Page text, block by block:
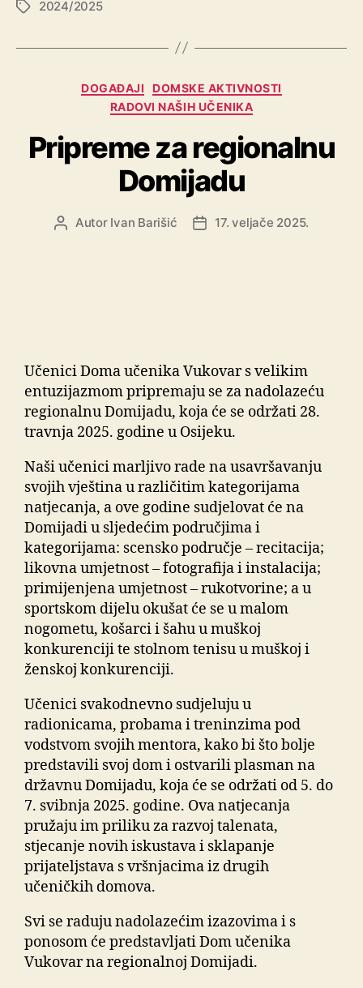
2024/2025
DOGAĐAJI
DOMSKE AKTIVNOSTI
RADOVI NAŠIH UČENIKA
Pripreme za regionalnu
Domijadu
Autor Ivan Barišić 17. veljače 2025.
Učenici Doma učenika Vukovar s velikim
entuzijazmom pripremaju se za nadolazeću
regionalnu Domijadu, koja će se održati 28.
travnja 2025. godine u Osijeku.
Naši učenici marljivo rade na usavršavanju
svojih vještina u različitim kategorijama
natjecanja, a ove godine sudjelovat će na
Domijadi u sljedećim područjima i
kategorijama: scensko područje – recitacija;
likovna umjetnost – fotografija i instalacija;
primijenjena umjetnost – rukotvorine; a u
sportskom dijelu okušat će se u malom
nogometu, košarci i šahu u muškoj
konkurenciji te stolnom tenisu u muškoj i
ženskoj konkurenciji.
Učenici svakodnevno sudjeluju u
radionicama, probama i treninzima pod
vodstvom svojih mentora, kako bi što bolje
predstavili svoj dom i ostvarili plasman na
državnu Domijadu, koja će se održati od 5. do
7. svibnja 2025. godine. Ova natjecanja
pružaju im priliku za razvoj talenata,
stjecanje novih iskustava i sklapanje
prijateljstava s vršnjacima iz drugih
učeničkih domova.
Svi se raduju nadolazećim izazovima i s
ponosom će predstavljati Dom učenika
Vukovar na regionalnoj Domijadi.